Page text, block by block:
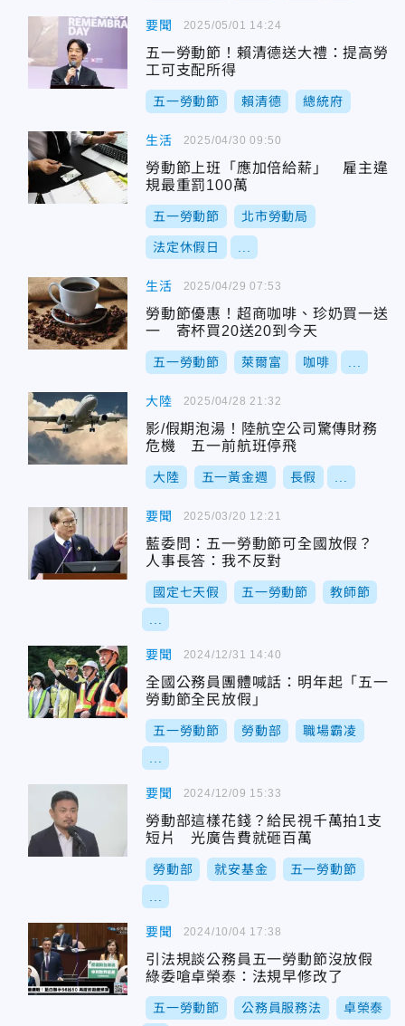
要聞
五一勞動節！賴清德送大禮：提高勞
工可支配所得
五一勞動節 賴清德 總統府
2025/05/01 14:24
生活
勞動節上班「應加倍給薪」 雇主違
規最重罰100萬
五一勞動節 北市勞動局
法定休假日
2025/04/30 09:50
生活
勞動節優惠！超商咖啡、珍奶買一送
一 寄杯買20送20到今天
五一勞動節 萊爾富 咖啡
2025/04/29 07:53
大陸
影/假期泡湯！陸航空公司驚傳財務
危機 五一前航班停飛
大陸 五一黃金週 長假
2025/04/28 21:32
要聞
藍委問：五一勞動節可全國放假？
人事長答：我不反對
國定七天假 五一勞動節 教師節
2025/03/20 12:21
要聞
全國公務員團體喊話：明年起「五一
勞動節全民放假」
五一勞動節 勞動部 職場霸凌
2024/12/31 14:40
要聞
勞動部這樣花錢？給民視千萬拍1支
短片 光廣告費就砸百萬
勞動部 就安基金 五一勞動節
2024/12/09 15:33
要聞
引法規談公務員五一勞動節沒放假
綠委嗆卓榮泰：法規早修改了
五一勞動節 公務員服務法 卓榮泰
2024/10/04 17:38